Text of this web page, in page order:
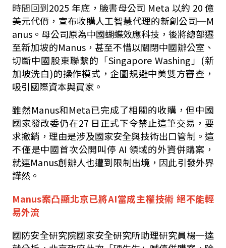
時間回到2025 年底，臉書母公司 Meta 以約 20億
美元代價，宣布收購人工智慧代理的新創公司─M
anus。母公司原為中國蝴蝶效應科技，後將總部遷
至新加坡的Manus， 甚至不惜以關閉中國辦公室、
切斷中國股東聯繫的「Singapore Washing 」 (新
加坡洗白)的操作模式，企圖規避中美雙方審查，
吸引國際資本與買家。
雖然Manus和Meta已完成了相關的收購，但中國
國家發改委仍在27 日正式下令禁止這筆交易，要
求撤銷，理由是涉及國家安全與技術出口管制。這
不僅是中國首次公開叫停 AI 領域的外資併購案，
就連Manus創辦人也遭到限制出境，因此引發外界
譁然。
Manus案凸顯北京已將AI當成主權技術 絕不能輕
易外流
國防安全研究院國家安全研究所助理研究員楊一逵